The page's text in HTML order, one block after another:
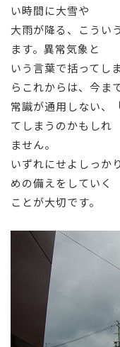
い時間に大雪や
大雨が降る、こうい
ます。異常気象と
いう言葉で括ってし
らこれからは、今ま
常識が通用しない、
てしまうのかもしれ
ません。
いずれにせよしっか
めの備えをしていく
ことが大切です。